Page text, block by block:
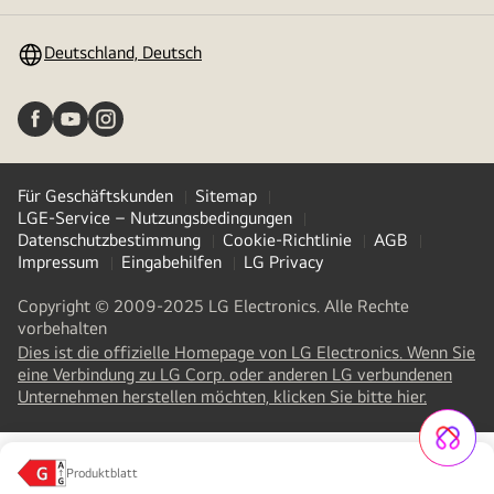
Produktblatt
Deutschland, Deutsch
Für Geschäftskunden
Sitemap
LGE-Service – Nutzungsbedingungen
Datenschutzbestimmung
Cookie-Richtlinie
AGB
Impressum
Eingabehilfen LG Privacy
Copyright © 2009-2025 LG Electronics. Alle Rechte
vorbehalten
Dies ist die offizielle Homepage von LG Electronics. Wenn Sie
eine Verbindung zu LG Corp. oder anderen LG verbundenen
Unternehmen herstellen möchten, klicken Sie bitte hier.
in
new
LG Jeong-Do Management Ethics Hotline
(opens